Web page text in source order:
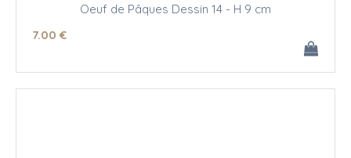
Oeuf de Pâques Dessin 14 - H 9 cm
7.00 €